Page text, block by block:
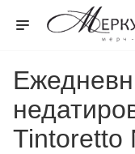
Tintoretto